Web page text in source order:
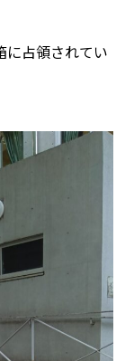
に占領されてい